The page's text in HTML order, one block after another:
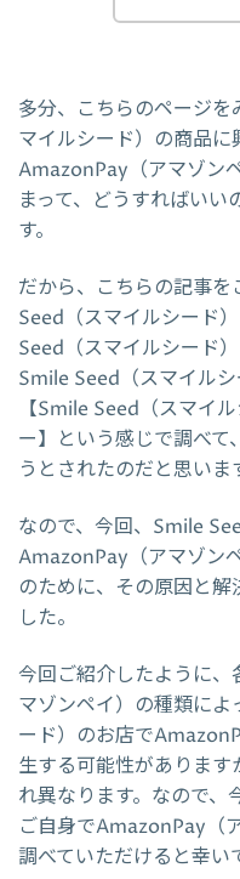
多分、こちらのページ
マイルシード）の商品
AmazonPay（アマゾン
まって、どうすればいい
す。
だから、こちらの記事
Seed（スマイルシード
Seed（スマイルシード
Smile Seed（スマイル
【Smile Seed（スマイ
ー】という感じで調べて
うとされたのだと思いま
なので、今回、Smile
AmazonPay（アマゾン
のために、その原因と
した。
今回ご紹介したように
マゾンペイ）の種類に
ード）のお店で
生する可能性がありま
れ異なります。なので、
ご自身でAmazonPay（
調べていただけると幸い